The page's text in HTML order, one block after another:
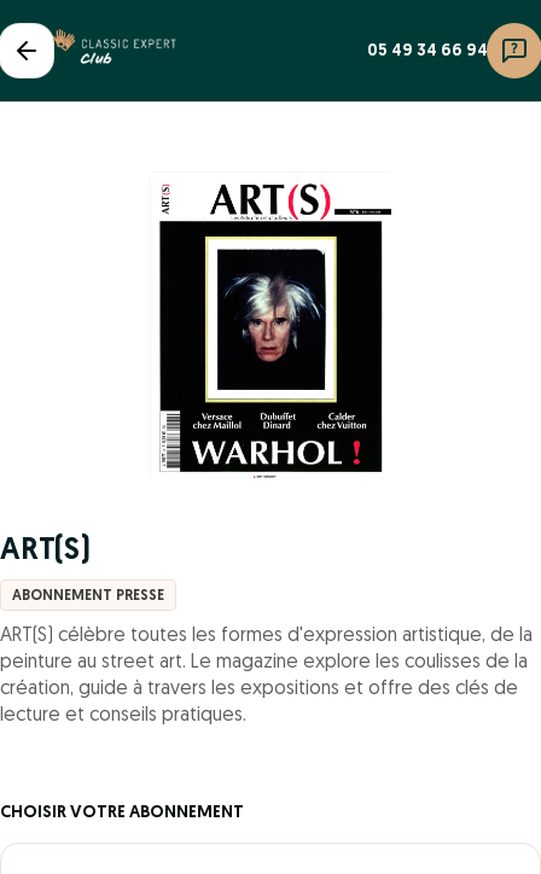
05 49 34 66 94
ART(S)
ABONNEMENT PRESSE
ART(S) célèbre toutes les formes d'expression artistique, de la
peinture au street art. Le magazine explore les coulisses de la
création, guide à travers les expositions et offre des clés de
lecture et conseils pratiques.
CHOISIR VOTRE ABONNEMENT